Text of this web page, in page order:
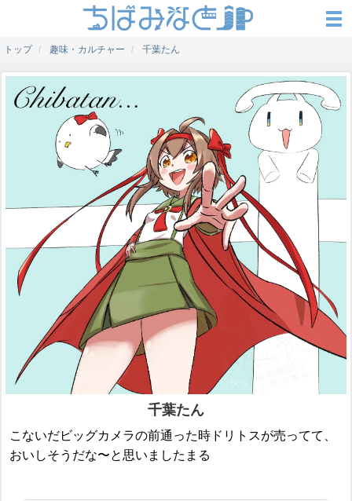
トップ 趣味・カルチャー 千葉たん
千葉たん
こないだビッグカメラの前通った時ドリトスが売ってて、
おいしそうだな〜と思いましたまる